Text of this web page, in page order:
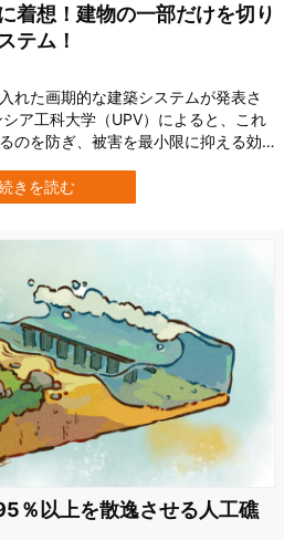
着想！建物の一部だけを切り
テム！
れた画期的な建築システムが発表さ
ア工科大学（UPV）によると、これ
のを防ぎ、被害を最小限に抑える効
れがあります。 しかし「トカゲの尻
メージを受けた部分だけを切り離
きを読む
％以上を散逸させる人工礁